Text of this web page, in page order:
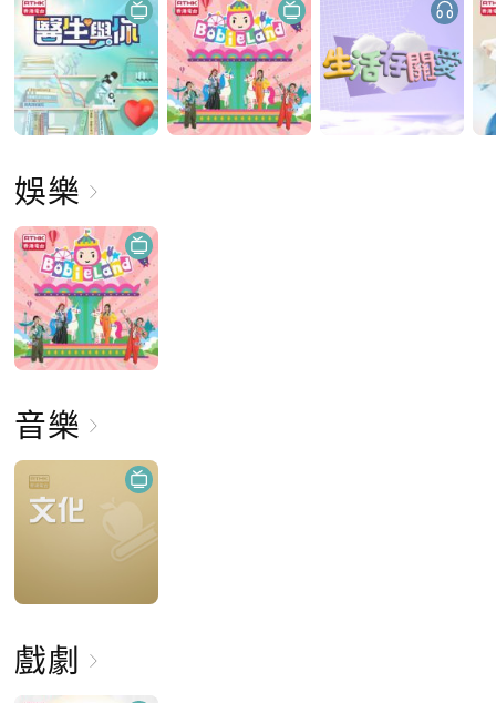
娛樂
音樂
戲劇